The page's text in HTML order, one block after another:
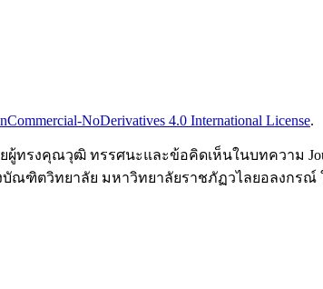
NoDerivatives 4.0 International License.
คุณวุฒิ ทรรศนะและข้อคิดเห็นในบทความ Journal
ณฑิตวิทยาลัย มหาวิทยาลัยราชภัฏวไลยอลงกร